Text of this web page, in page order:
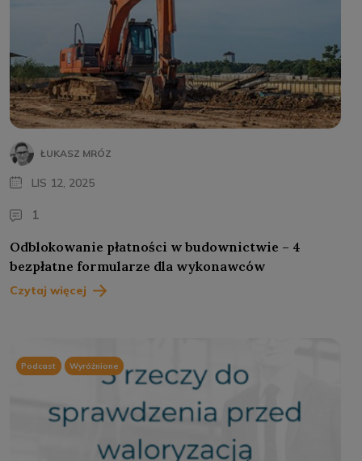
ŁUKASZ MRÓZ
LIS 12, 2025
1
Odblokowanie płatności w budownictwie – 4
bezpłatne formularze dla wykonawców
Czytaj więcej
Podcast Wyróżnione